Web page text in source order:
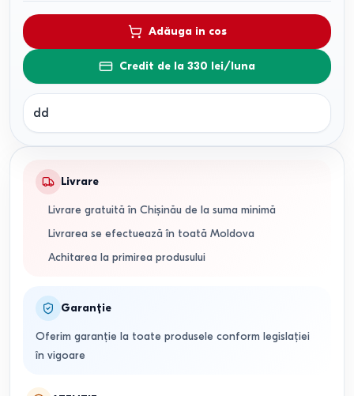
Adăuga in cos
Credit de la 330 lei/luna
dd
Livrare
Livrare gratuită în Chișinău de la suma minimă
Livrarea se efectuează în toată Moldova
Achitarea la primirea produsului
Garanție
Oferim garanție la toate produsele conform legislației
în vigoare